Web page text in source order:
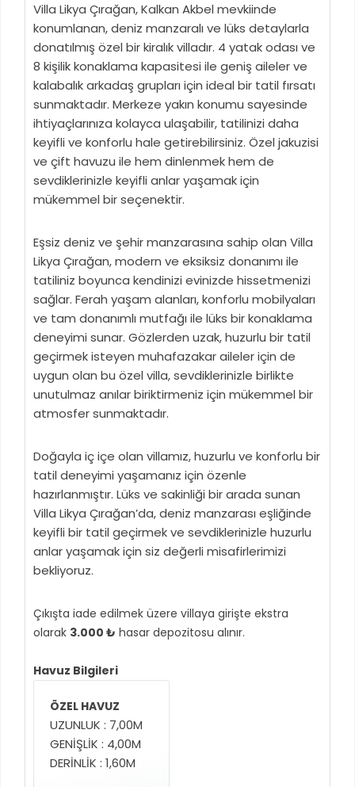
Villa Likya Çırağan, Kalkan Akbel mevkiinde
konumlanan, deniz manzaralı ve lüks detaylarla
donatılmış özel bir kiralık villadır. 4 yatak odası ve
8 kişilik konaklama kapasitesi ile geniş aileler ve
kalabalık arkadaş grupları için ideal bir tatil fırsatı
sunmaktadır. Merkeze yakın konumu sayesinde
ihtiyaçlarınıza kolayca ulaşabilir, tatilinizi daha
keyifli ve konforlu hale getirebilirsiniz. Özel jakuzisi
ve çift havuzu ile hem dinlenmek hem de
sevdiklerinizle keyifli anlar yaşamak için
mükemmel bir seçenektir.
Eşsiz deniz ve şehir manzarasına sahip olan Villa
Likya Çırağan, modern ve eksiksiz donanımı ile
tatiliniz boyunca kendinizi evinizde hissetmenizi
sağlar. Ferah yaşam alanları, konforlu mobilyaları
ve tam donanımlı mutfağı ile lüks bir konaklama
deneyimi sunar. Gözlerden uzak, huzurlu bir tatil
geçirmek isteyen muhafazakar aileler için de
uygun olan bu özel villa, sevdiklerinizle birlikte
unutulmaz anılar biriktirmeniz için mükemmel bir
atmosfer sunmaktadır.
Doğayla iç içe olan villamız, huzurlu ve konforlu bir
tatil deneyimi yaşamanız için özenle
hazırlanmıştır. Lüks ve sakinliği bir arada sunan
Villa Likya Çırağan’da, deniz manzarası eşliğinde
keyifli bir tatil geçirmek ve sevdiklerinizle huzurlu
anlar yaşamak için siz değerli misafirlerimizi
bekliyoruz.
Çıkışta iade edilmek üzere villaya girişte ekstra
olarak 3.000 ₺ hasar depozitosu alınır.
Havuz Bilgileri
ÖZEL HAVUZ
UZUNLUK : 7,00M
GENİŞLİK : 4,00M
DERİNLİK : 1,60M